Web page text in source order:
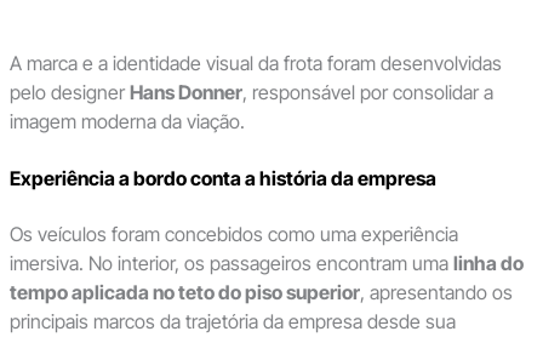
A marca e a identidade visual da frota foram desenvolvidas
pelo designer Hans Donner, responsável por consolidar a
imagem moderna da viação.
Experiência a bordo conta a história da empresa
Os veículos foram concebidos como uma experiência
imersiva. No interior, os passageiros encontram uma linha do
tempo aplicada no teto do piso superior, apresentando os
principais marcos da trajetória da empresa desde sua